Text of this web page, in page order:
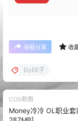
海报分享 收
ElyEE子
COS新图
Money冷冷 OL职业